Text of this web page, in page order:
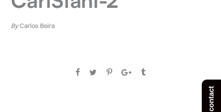
ByCarlos Beira
contact